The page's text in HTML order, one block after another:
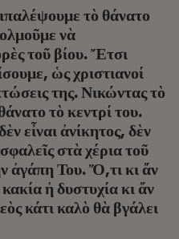
τὸ θάνατο
νὰ
τοῦ βίου. Ἔτσι
ὡς χριστιανοί
της. Νικώντας τὸ
τὸ κεντρί του.
εἶναι ἀνίκητος, δὲν
στὰ χέρια τοῦ
ἀγάπη Του. Ὅ,τι κι ἄν
ἡ δυστυχία κι ἄν
κάτι καλὸ θὰ βγάλει